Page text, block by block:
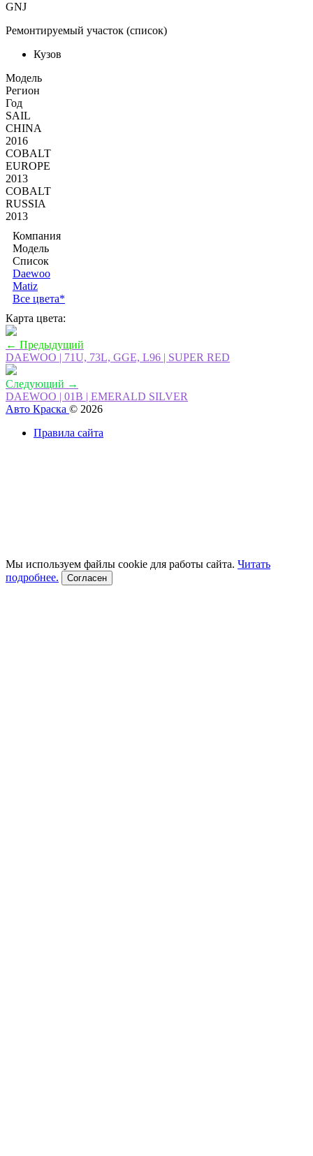
GNJ
Ремонтируемый участок (список)
Кузов
Moдель
Регион
Год
SAIL
CHINA
2016
COBALT
EUROPE
2013
COBALT
RUSSIA
2013
Компания
Модель
Список
Daewoo
Matiz
Все цвета*
Карта цвета:
← Предыдущий
DAEWOO | 71U, 73L, GGE, L96 | SUPER RED
Следующий →
DAEWOO | 01B | EMERALD SILVER
Авто Краска © 2026
Правила сайта
Мы используем файлы cookie для работы сайта. Читать
подробнее.
Согласен